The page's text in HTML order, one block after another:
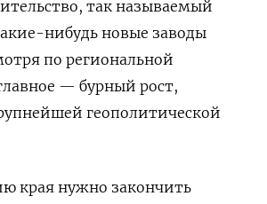
так называемый
нибудь новые заводы
по региональной
— бурный рост,
геополитической
края нужно закончить